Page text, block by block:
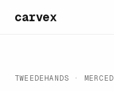
carvex
TWEEDEHANDS ·